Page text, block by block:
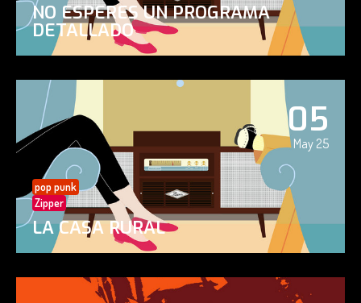
NO ESPERES UN PROGRAMA
DETALLADO
05
May 25
pop punk
Zipper
LA CASA RURAL